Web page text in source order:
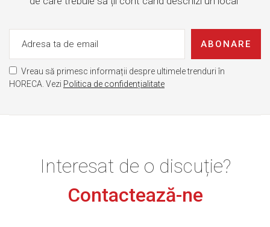
ABONARE
Vreau să primesc informații despre ultimele trenduri în
HORECA. Vezi Politica de confidențialitate
Interesat de o discuție?
Contactează-ne